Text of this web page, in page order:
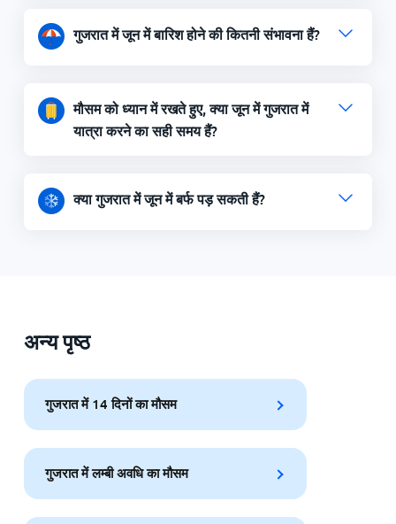
गुजरात में जून में बारिश होने की कितनी संभावना हैं?
मौसम को ध्यान में रखते हुए, क्या जून में गुजरात में
यात्रा करने का सही समय हैं?
क्या गुजरात में जून में बर्फ पड़ सकती हैं?
अन्य पृष्ठ
गुजरात में 14 दिनों का मौसम
गुजरात में लम्बी अवधि का मौसम